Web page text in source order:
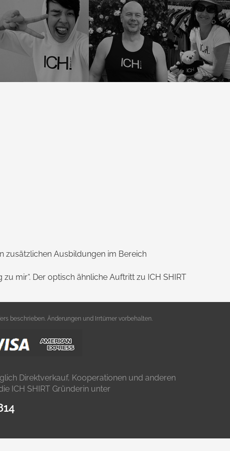
zusätzlichen Ausbildungen im Bereich
mir“. Der optisch ähnliche Auftritt zu ICH SHIRT
beschrieben. Änderungen und Irrtümer vorbehalten.
Direktverkauf, Kooperationen und anderen
ICH SHIRT Gründerin unter